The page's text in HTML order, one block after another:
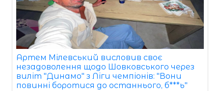
Артем Мілевський висловив своє
незадоволення щодо Шовковського через
виліт "Динамо" з Ліги чемпіонів: "Вони
повинні боротися до останнього, б***ь"